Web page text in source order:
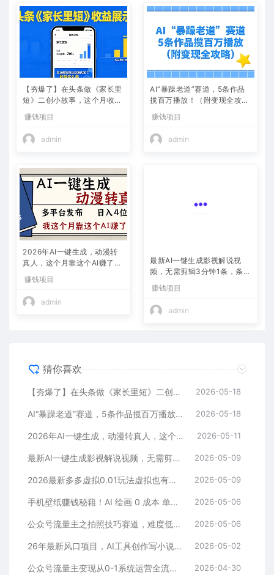
【夯爆了】在头条做《家长里
短》二创小故事，这个月收益
2w+
赚钱项目
admin
AI“暴躁老道”赛道，5条作品
揽百万播放！（附变现全攻
略）
赚钱项目
admin
2026年AI一键生成，动漫转
真人，这个月靠这个AI赚了2
赚钱项目
admin
频，无需剪辑3分钟1条，条条
爆款，多平台变现日入2000
+